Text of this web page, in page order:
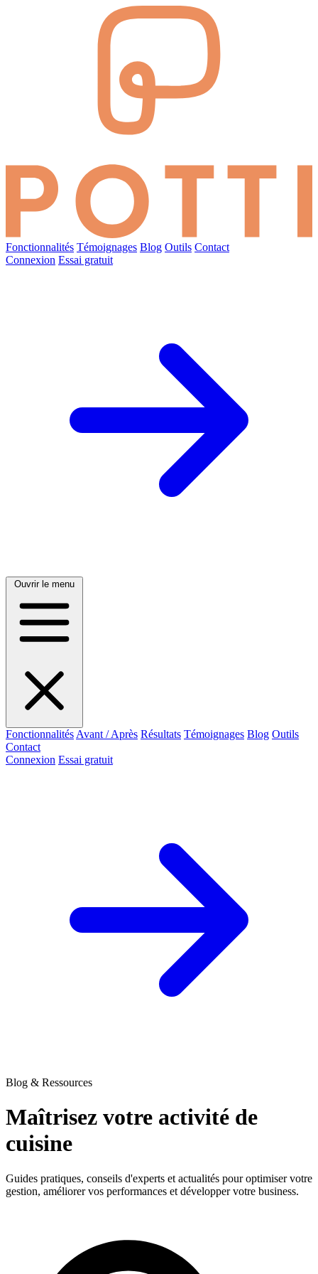
Fonctionnalités Témoignages Blog Outils Contact
Connexion Essai gratuit
Ouvrir le menu
Fonctionnalités Avant / Après Résultats Témoignages Blog Outils
Contact
Connexion Essai gratuit
Blog & Ressources
Maîtrisez votre activité de
cuisine
Guides pratiques, conseils d'experts et actualités pour optimiser votre
gestion, améliorer vos performances et développer votre business.